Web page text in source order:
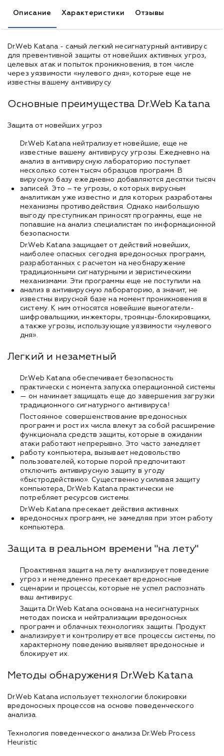
Описание Характеристики Отзывы
Dr.Web Katana - самый легкий несигнатурный антивирус
для превентивной защиты от новейших активных угроз,
целевых атак и попыток проникновения, в том числе
через уязвимости «нулевого дня», которые еще не
известны вашему антивирусу
Основные преимущества Dr.Web Katana
Защита от новейших угроз
Dr.Web Katana нейтрализует новейшие, еще не
известные вашему антивирусу угрозы. Ежедневно на
анализ в антивирусную лабораторию поступает
несколько сотен тысяч образцов программ. В
вирусную базу ежедневно добавляются десятки тысяч
записей. Это – те угрозы, о которых вирусным
аналитикам уже известно и для которых разработаны
механизмы противодействия. Однако наибольшую
выгоду преступникам приносят программы, еще не
попавшие на анализ специалистам по информационной
безопасности.
Dr.Web Katana защищает от действий новейших,
наиболее опасных сегодня вредоносных программ,
разработанных с расчетом на необнаружение
традиционными сигнатурными и эвристическими
механизмами. Эти программы еще не поступили на
анализ в антивирусную лабораторию, а значит, не
известны вирусной базе на момент проникновения в
систему. К ним относятся новейшие вымогатели-
шифровальщики, инжекторы, троянцы-блокировщики,
а также угрозы, использующие уязвимости «нулевого
дня».
Легкий и незаметный
Dr.Web Katana обеспечивает безопасность
практически с момента запуска операционной системы
— он начинает защищать еще до завершения загрузки
традиционного сигнатурного антивируса!
Постоянное совершенствование вредоносных
программ и рост их числа влекут за собой расширение
функционала средств защиты, которые в ожидании
атаки работают непрерывно. Это часто замедляет
работу компьютера, вызывает недовольство
пользователей, которые порой предпочитают
отключить антивирусную защиту в угоду
«быстродействию». Существенно усиливая защиту
компьютера, Dr.Web Katana практически не
потребляет ресурсов системы.
Dr.Web Katana пресекает действия активных
вредоносных программ, не замедляя при этом работу
компьютера.
Защита в реальном времени "на лету"
Проактивная защита на лету анализирует поведение
угроз и немедленно пресекает вредоносные
сценарии и процессы, которые не успел распознать
ваш антивирус.
Защита Dr.Web Katana основана на несигнатурных
методах поиска и нейтрализации вредоносных
программ и облачных технологиях защиты. Продукт
анализирует и контролирует все процессы системы, по
характерному поведению выявляет вредоносные и
блокирует их.
Методы обнаружения Dr.Web Katana
Dr.Web Katana использует технологии блокировки
вредоносных процессов на основе поведенческого
анализа.
Технология поведенческого анализа Dr.Web Process
Heuristic